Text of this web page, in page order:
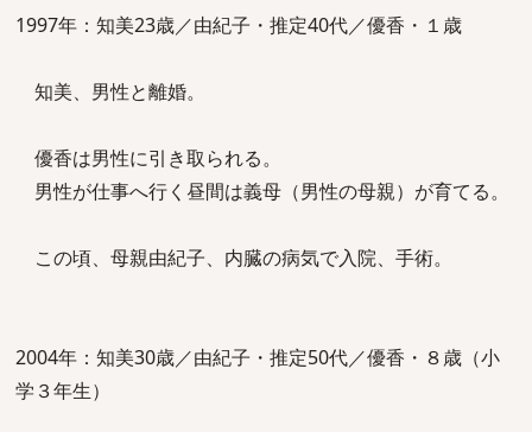
1997年：知美23歳／由紀子・推定40代／優香・１歳
知美、男性と離婚。
優香は男性に引き取られる。
男性が仕事へ行く昼間は義母（男性の母親）が育てる。
この頃、母親由紀子、内臓の病気で入院、手術。
2004年：知美30歳／由紀子・推定50代／優香・８歳（小
学３年生）